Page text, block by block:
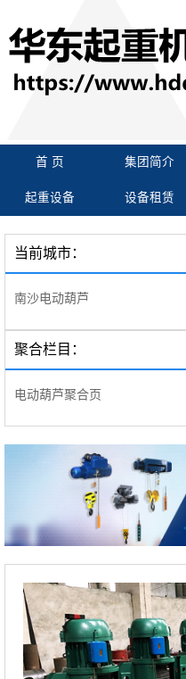
首 页 集团简介
起重设备 设备租赁
当前城市：
南沙电动葫芦
聚合栏目：
电动葫芦聚合页